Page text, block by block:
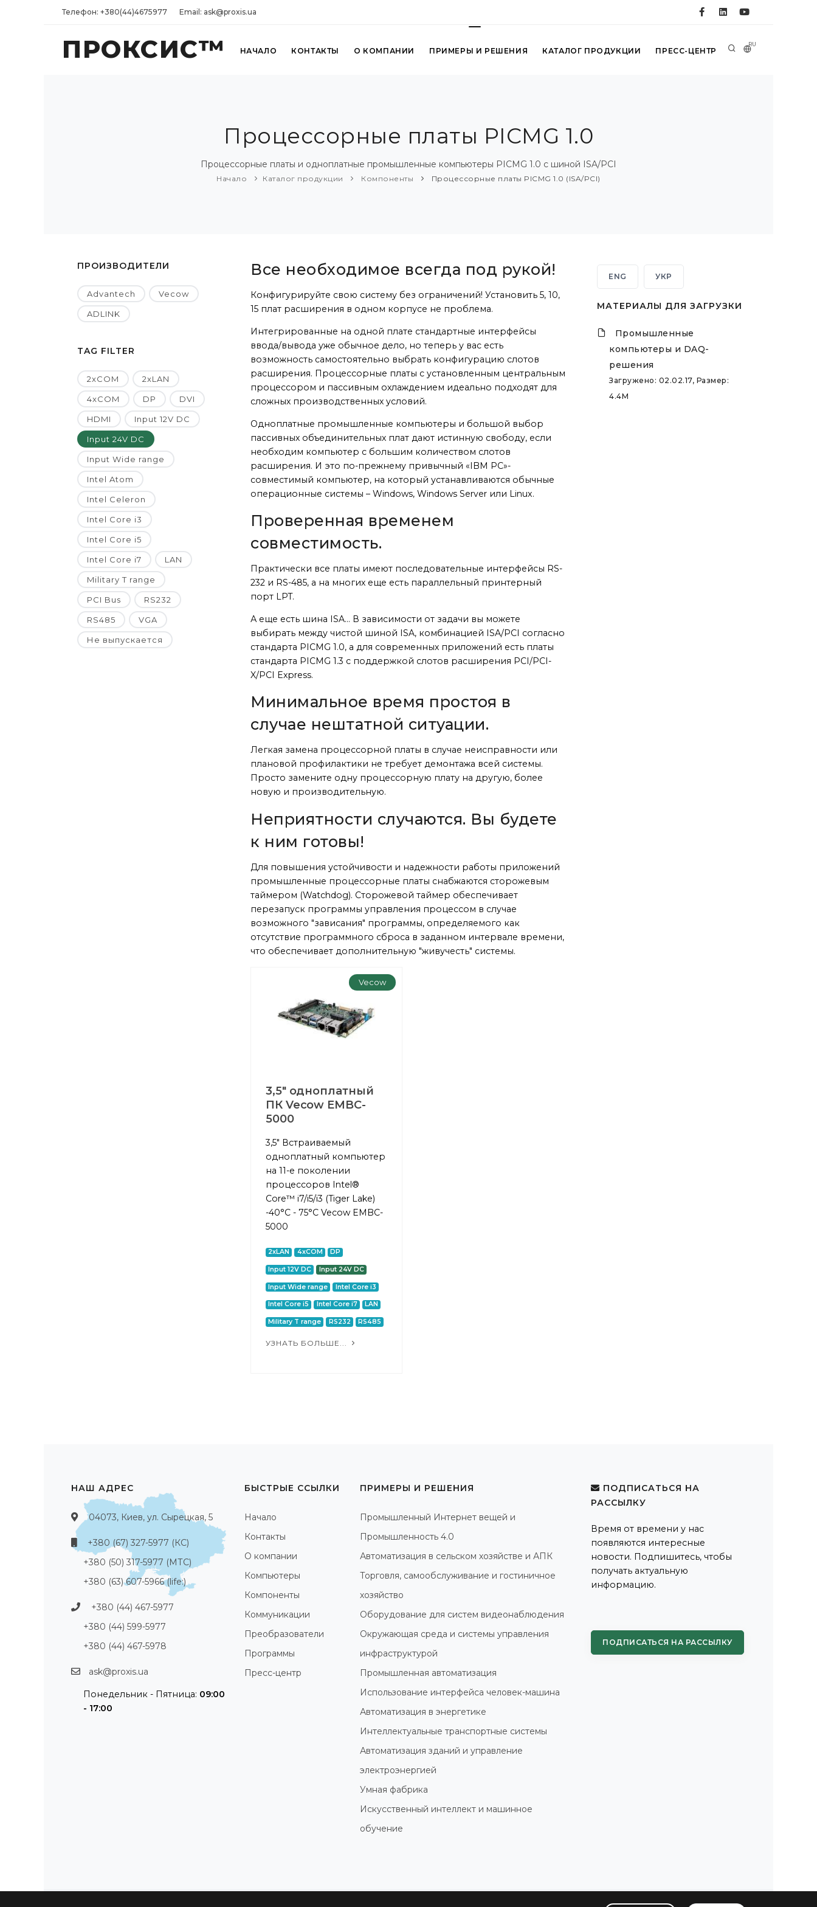
Телефон: +380(44)4675977 Email: ask@proxis.ua
ПРОКСИС™ RU
НАЧАЛО КОНТАКТЫ О КОМПАНИИ ПРИМЕРЫ И РЕШЕНИЯ КАТАЛОГ ПРОДУКЦИИ ПРЕСС-ЦЕНТР
Процессорные платы PICMG 1.0
Процессорные платы и одноплатные промышленные компьютеры PICMG 1.0 с шиной ISA/PCI
Начало Каталог продукции Компоненты Процессорные платы PICMG 1.0 (ISA/PCI)
ПРОИЗВОДИТЕЛИ
Advantech Vecow
ADLINK
TAG FILTER
2xCOM 2xLAN
4xCOM DP DVI
HDMI Input 12V DC
Input 24V DC
Input Wide range
Intel Atom
Intel Celeron
Intel Core i3
Intel Core i5
Intel Core i7 LAN
Military T range
PCI Bus RS232
RS485 VGA
Не выпускается
Все необходимое всегда под рукой!
Конфигурируйте свою систему без ограничений! Установить 5, 10,
15 плат расширения в одном корпусе не проблема.
Интегрированные на одной плате стандартные интерфейсы
ввода/вывода уже обычное дело, но теперь у вас есть
возможность самостоятельно выбрать конфигурацию слотов
расширения. Процессорные платы с установленным центральным
процессором и пассивным охлаждением идеально подходят для
сложных производственных условий.
Одноплатные промышленные компьютеры и большой выбор
пассивных объединительных плат дают истинную свободу, если
необходим компьютер с большим количеством слотов
расширения. И это по-прежнему привычный «IBM PC»-
совместимый компьютер, на который устанавливаются обычные
операционные системы – Windows, Windows Server или Linux.
Проверенная временем
совместимость.
Практически все платы имеют последовательные интерфейсы RS-
232 и RS-485, а на многих еще есть параллельный принтерный
порт LPT.
А еще есть шина ISA… В зависимости от задачи вы можете
выбирать между чистой шиной ISA, комбинацией ISA/PCI согласно
стандарта PICMG 1.0, а для современных приложений есть платы
стандарта PICMG 1.3 с поддержкой слотов расширения PCI/PCI-
X/PCI Express.
Минимальное время простоя в
случае нештатной ситуации.
Легкая замена процессорной платы в случае неисправности или
плановой профилактики не требует демонтажа всей системы.
Просто замените одну процессорную плату на другую, более
новую и производительную.
Неприятности случаются. Вы будете
к ним готовы!
Для повышения устойчивости и надежности работы приложений
промышленные процессорные платы снабжаются сторожевым
таймером (Watchdog). Сторожевой таймер обеспечивает
перезапуск программы управления процессом в случае
возможного "зависания" программы, определяемого как
отсутствие программного сброса в заданном интервале времени,
что обеспечивает дополнительную "живучесть" системы.
Vecow
3,5" одноплатный
ПК Vecow EMBC-
5000
3,5" Встраиваемый
одноплатный компьютер
на 11-е поколении
процессоров Intel®
Core™ i7/i5/i3 (Tiger Lake)
-40°C - 75°C Vecow EMBC-
5000
2xLAN 4xCOM DP
Input 12V DC Input 24V DC
Input Wide range Intel Core i3
Intel Core i5 Intel Core i7 LAN
Military T range RS232 RS485
УЗНАТЬ БОЛЬШЕ...
ENG УКР
МАТЕРИАЛЫ ДЛЯ ЗАГРУЗКИ
Промышленные
компьютеры и DAQ-
решения
Загружено: 02.02.17, Размер:
4.4M
НАШ АДРЕС
04073, Киев, ул. Сырецкая, 5
+380 (67) 327-5977 (КС)
+380 (50) 317-5977 (МТС)
+380 (63) 607-5966 (life:)
+380 (44) 467-5977
+380 (44) 599-5977
+380 (44) 467-5978
ask@proxis.ua
Понедельник - Пятница: 09:00
- 17:00
БЫСТРЫЕ ССЫЛКИ
Начало
Контакты
О компании
Компьютеры
Компоненты
Коммуникации
Преобразователи
Программы
Пресс-центр
ПРИМЕРЫ И РЕШЕНИЯ
Промышленный Интернет вещей и
Промышленность 4.0
Автоматизация в сельском хозяйстве и АПК
Торговля, самообслуживание и гостиничное
хозяйство
Оборудование для систем видеонаблюдения
Окружающая среда и системы управления
инфраструктурой
Промышленная автоматизация
Использование интерфейса человек-машина
Автоматизация в энергетике
Интеллектуальные транспортные системы
Автоматизация зданий и управление
электроэнергией
Умная фабрика
Искусственный интеллект и машинное
обучение
ПОДПИСАТЬСЯ НА
РАССЫЛКУ
Время от времени у нас
появляются интересные
новости. Подпишитесь, чтобы
получать актуальную
информацию.
ПОДПИСАТЬСЯ НА РАССЫЛКУ